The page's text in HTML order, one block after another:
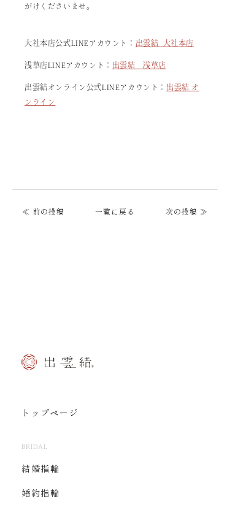
がけくださいませ。
大社本店公式LINEアカウント： 出雲結 大社本店
浅草店LINEアカウント： 出雲結 浅草店
出雲結オンライン公式LINEアカウント： 出雲結 オ
ンライン
≪ 前の投稿 一覧に戻る 次の投稿 ≫
トップページ
BRIDAL
結婚指輪
婚約指輪